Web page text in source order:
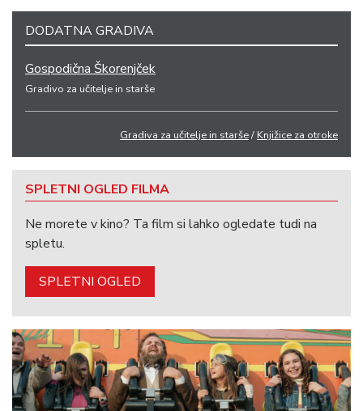
DODATNA GRADIVA
Gospodična Škorenjček
Gradivo za učitelje in starše
Gradiva za učitelje in starše/ Knjižice za otroke
SPLETNI OGLED FILMA
Ne morete v kino? Ta film si lahko ogledate tudi na
spletu.
SPLETNI OGLED